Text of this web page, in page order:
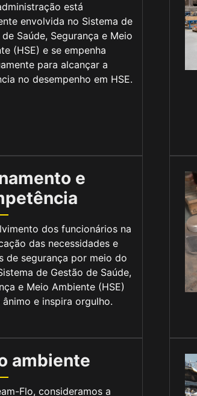
está
envolvida no Sistema de
Saúde, Segurança e Meio
(HSE) e se empenha
para alcançar a
no desempenho em HSE.
e
dos funcionários na
das necessidades e
de segurança por meio do
de Gestão de Saúde,
e Meio Ambiente (HSE)
ânimo e inspira orgulho.
ambiente
Flo, consideramos a